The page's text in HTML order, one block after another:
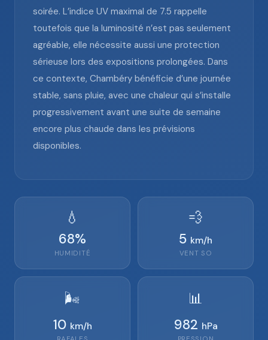
soirée. L’indice UV maximal de 7.5 rappelle
toutefois que la luminosité n’est pas seulement
agréable, elle nécessite aussi une protection
sérieuse lors des expositions prolongées. Dans
ce contexte, Chambéry bénéficie d’une journée
stable, sans pluie, avec une chaleur qui s’installe
progressivement avant une suite de semaine
encore plus chaude dans les prévisions
disponibles.
💧
68%
HUMIDITÉ
💨
5 km/h
VENT SO
🌬️
10 km/h
📊
982 hPa